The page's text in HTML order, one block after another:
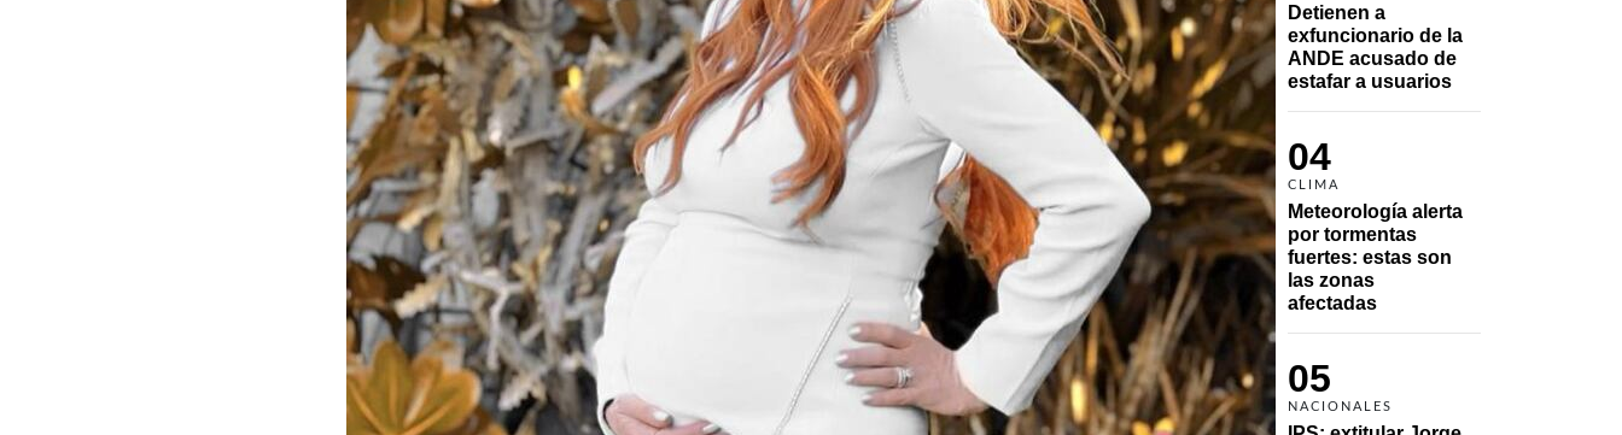
Detienen a
exfuncionario de la
ANDE acusado de
estafar a usuarios
04
CLIMA
Meteorología alerta
por tormentas
fuertes: estas son
las zonas
afectadas
05
NACIONALES